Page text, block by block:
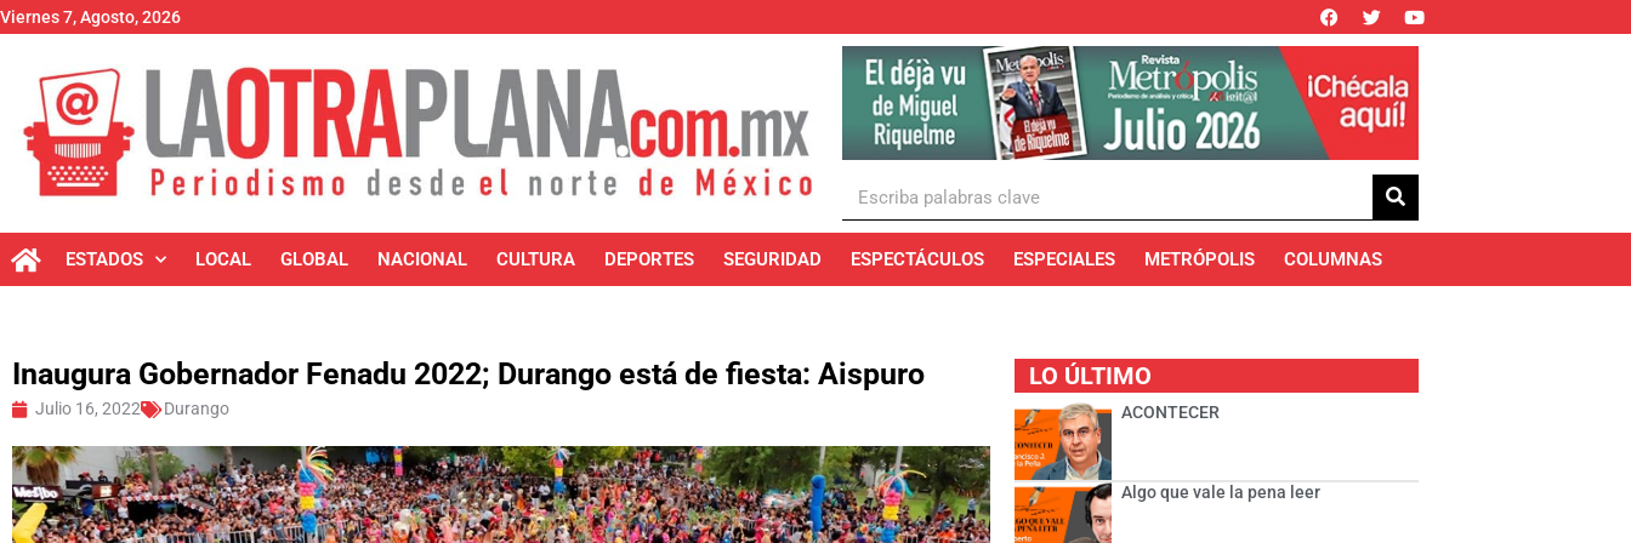
Viernes 7, Agosto, 2026
ESTADOS LOCAL GLOBAL NACIONAL CULTURA DEPORTES SEGURIDAD ESPECTÁCULOS ESPECIALES METRÓPOLIS COLUMNAS
Inaugura Gobernador Fenadu 2022; Durango está de fiesta: Aispuro
Julio 16, 2022 Durango
LO ÚLTIMO
ACONTECER
Algo que vale la pena leer